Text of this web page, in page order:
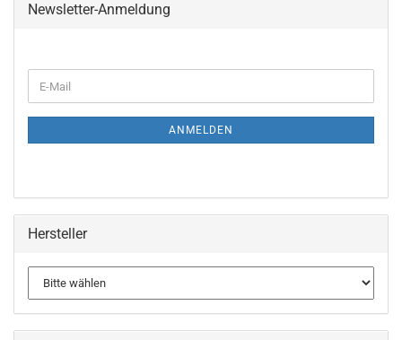
Newsletter-Anmeldung
ZUR
E-
Mail
ANMELDEN
Hersteller